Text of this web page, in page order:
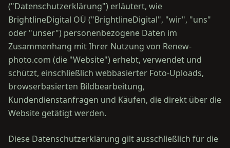
("Datenschutzerklärung") erläutert, wie
BrightlineDigital OÜ ("BrightlineDigital", "wir", "uns"
oder "unser") personenbezogene Daten im
Zusammenhang mit Ihrer Nutzung von Renew-
photo.com (die "Website") erhebt, verwendet und
schützt, einschließlich webbasierter Foto-Uploads,
browserbasierten Bildbearbeitung,
Kundendienstanfragen und Käufen, die direkt über die
Website getätigt werden.
Diese Datenschutzerklärung gilt ausschließlich für die